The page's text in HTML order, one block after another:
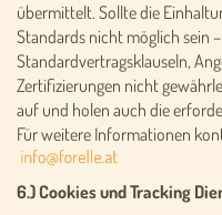
übermittelt. Sollte die
Standards nicht möglich sein
Standardvertragsklauseln,
Zertifizierungen nicht
auf und holen auch die
Für weitere Informationen
6.) Cookies und Tracking